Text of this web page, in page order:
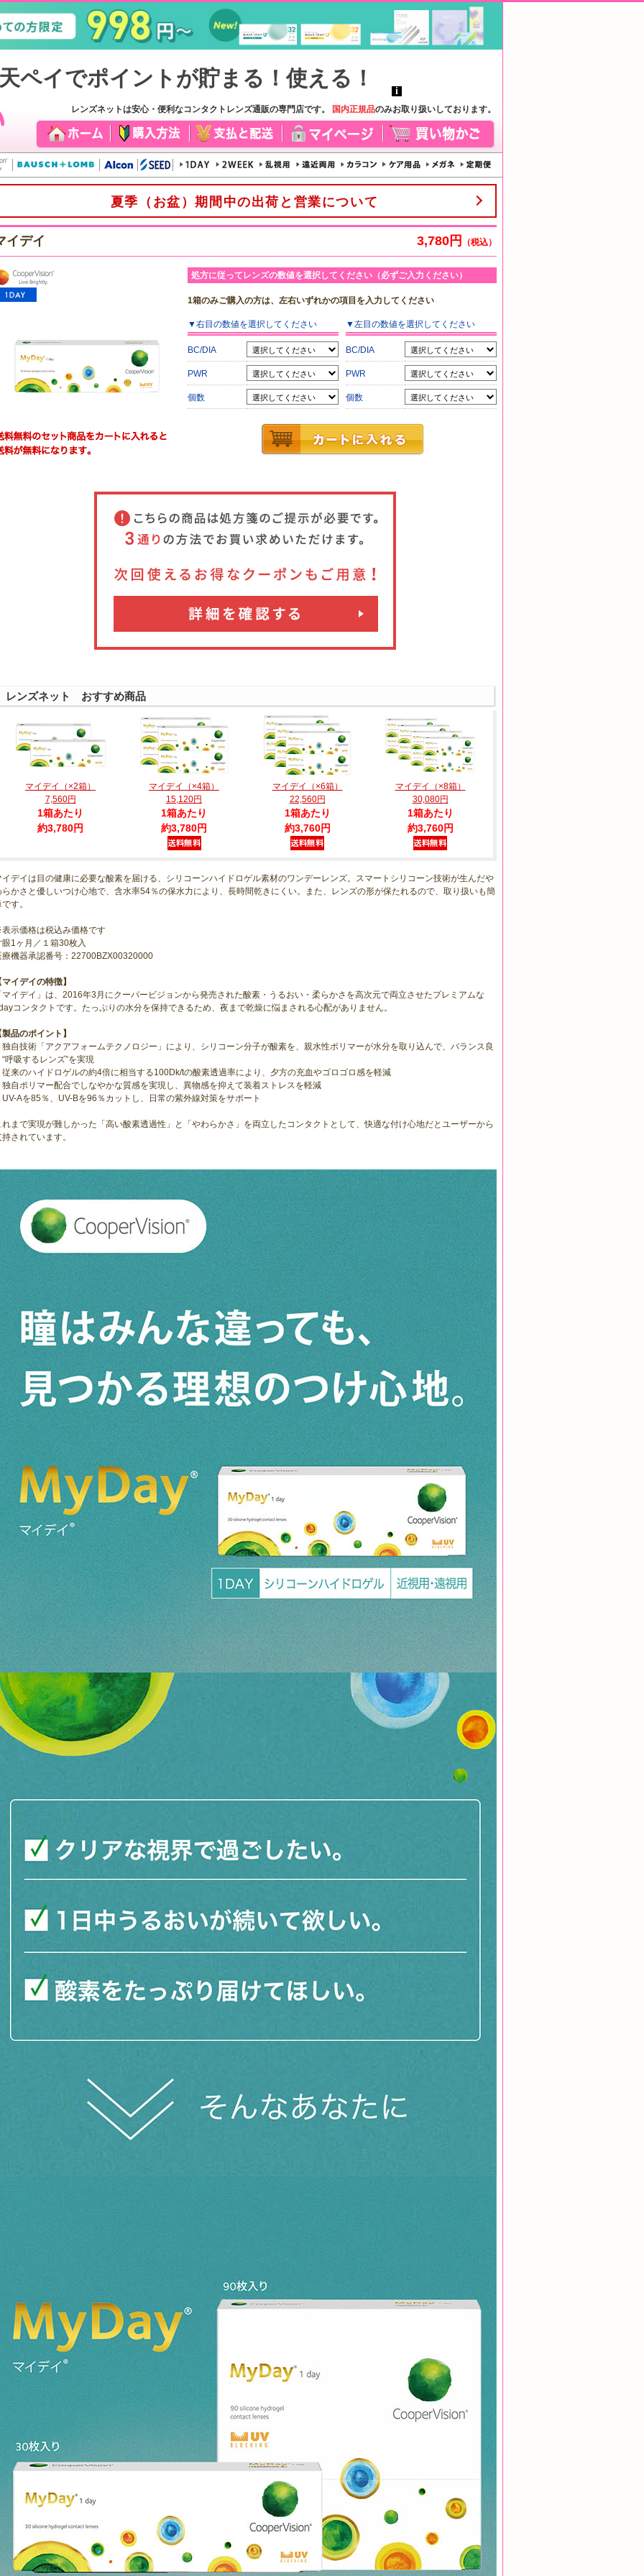
レンズネットは安心・便利なコンタクトレンズ通販の専門店です。 国内正規品のみお取り扱いしております。
夏季（お盆）期間中の出荷と営業について
イデイ 3,780円 （税込）
処方に従ってレンズの数値を選択してください（必ずご入力ください）
1箱のみご購入の方は、左右いずれかの項目を入力してください
▼右目の数値を選択してください
BC/DIA
PWR
個数
▼左目の数値を選択してください
BC/DIA
PWR
個数
レンズネット おすすめ商品
マイデイ（×2箱）
7,560円
1箱あたり
約3,780円
マイデイ（×4箱）
15,120円
1箱あたり
約3,780円
マイデイ（×6箱）
22,560円
1箱あたり
約3,760円
マイデイ（×8箱）
30,080円
1箱あたり
約3,760円
イデイは目の健康に必要な酸素を届ける、シリコーンハイドロゲル素材のワンデーレンズ。スマートシリコーン技術が生んだや
らかさと優しいつけ心地で、含水率54％の保水力により、長時間乾きにくい。また、レンズの形が保たれるので、取り扱いも簡
す。
示価格は税込み価格です
眼1ヶ月／１箱30枚入
療機器承認番号：22700BZX00320000
マイデイの特徴】
マイデイ」は、2016年3月にクーパービジョンから発売された酸素・うるおい・柔らかさを高次元で両立させたプレミアムな
コンタクトです。たっぷりの水分を保持できるため、夜まで乾燥に悩まされる心配がありません。
製品のポイント】
独自技術「アクアフォームテクノロジー」により、シリコーン分子が酸素を、親水性ポリマーが水分を取り込んで、バランス良
“呼吸するレンズ”を実現
従来のハイドロゲルの約4倍に相当する100Dk/tの酸素透過率により、夕方の充血やゴロゴロ感を軽減
独自ポリマー配合でしなやかな質感を実現し、異物感を抑えて装着ストレスを軽減
UV-Aを85％、UV-Bを96％カットし、日常の紫外線対策をサポート
れまで実現が難しかった「高い酸素透過性」と「やわらかさ」を両立したコンタクトとして、快適な付け心地だとユーザーから
持されています。